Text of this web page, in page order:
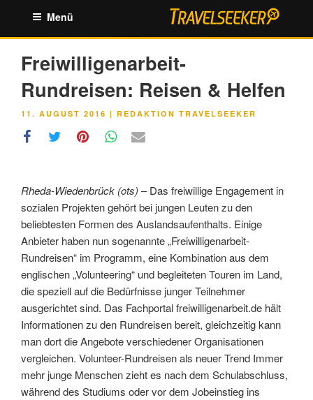
springen
Menü
Freiwilligenarbeit-
Rundreisen: Reisen & Helfen
VERÖFFENTLICHT
11. AUGUST 2016 | REDAKTION TRAVELSEEKER
Rheda-Wiedenbrück (ots) – Das freiwillige Engagement in
sozialen Projekten gehört bei jungen Leuten zu den
beliebtesten Formen des Auslandsaufenthalts. Einige
Anbieter haben nun sogenannte „Freiwilligenarbeit-
Rundreisen“ im Programm, eine Kombination aus dem
englischen „Volunteering“ und begleiteten Touren im Land,
die speziell auf die Bedürfnisse junger Teilnehmer
ausgerichtet sind. Das Fachportal freiwilligenarbeit.de hält
Informationen zu den Rundreisen bereit, gleichzeitig kann
man dort die Angebote verschiedener Organisationen
vergleichen. Volunteer-Rundreisen als neuer Trend Immer
mehr junge Menschen zieht es nach dem Schulabschluss,
während des Studiums oder vor dem Jobeinstieg ins